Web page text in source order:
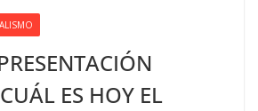
ES HOY EL